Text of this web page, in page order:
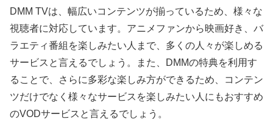
DMM TVは、幅広いコンテンツが揃っているため、様々な
視聴者に対応しています。アニメファンから映画好き、バ
ラエティ番組を楽しみたい人まで、多くの人々が楽しめる
サービスと言えるでしょう。また、DMMの特典を利用す
ることで、さらに多彩な楽しみ方ができるため、コンテン
ツだけでなく様々なサービスを楽しみたい人にもおすすめ
のVODサービスと言えるでしょう。